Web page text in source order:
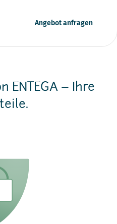
Angebot anfragen
ENTEGA – Ihre